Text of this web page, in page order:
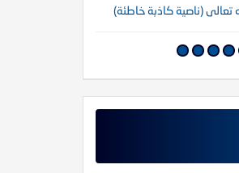
تعالى (ناصية كاذبة خاطئة)